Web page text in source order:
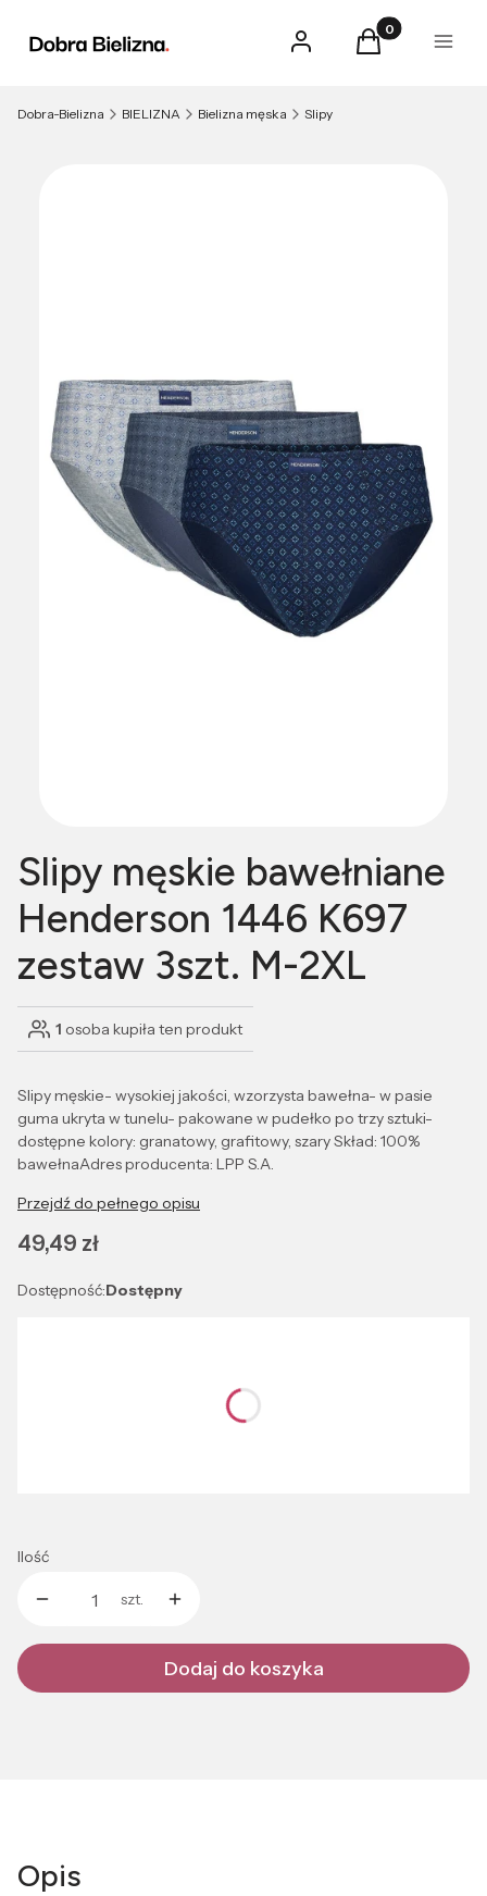
Zaloguj sięProdukty w
Koszyk Menu
Dobra-Bielizna BIELIZNA Bielizna męska Slipy
Slipy męskie bawełniane
Henderson 1446 K697
zestaw 3szt. M-2XL
1 osoba kupiła ten produkt
Slipy męskie- wysokiej jakości, wzorzysta bawełna- w pasie
guma ukryta w tunelu- pakowane w pudełko po trzy sztuki-
dostępne kolory: granatowy, grafitowy, szary Skład: 100%
bawełnaAdres producenta: LPP S.A.
Przejdź do pełnego opisu
Cena
49,49 zł
Dostępność:Dostępny
Ilość
szt.
Dodaj do koszyka
Opis